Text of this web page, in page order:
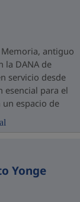
Memoria, antiguo
la DANA de
servicio desde
esencial para el
espacio de
Yonge